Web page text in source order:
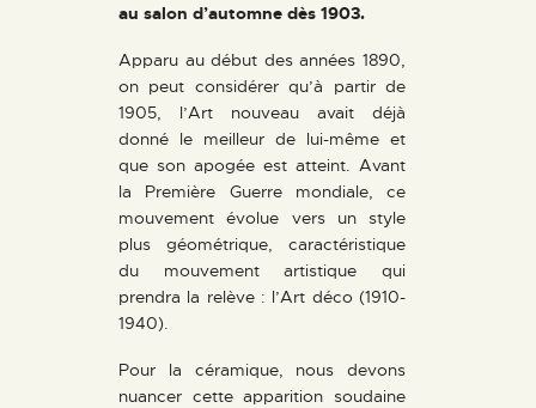
au salon d’automne dès 1903.
Apparu au début des années 1890,
on peut considérer qu’à partir de
1905, l’Art nouveau avait déjà
donné le meilleur de lui-même et
que son apogée est atteint. Avant
la Première Guerre mondiale, ce
mouvement évolue vers un style
plus géométrique, caractéristique
du mouvement artistique qui
prendra la relève : l’Art déco (1910-
1940).
Pour la céramique, nous devons
nuancer cette apparition soudaine